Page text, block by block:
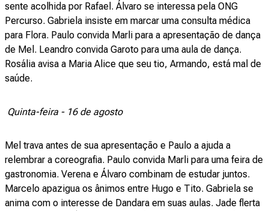
sente acolhida por Rafael. Álvaro se interessa pela ONG
Percurso. Gabriela insiste em marcar uma consulta médica
para Flora. Paulo convida Marli para a apresentação de dança
de Mel. Leandro convida Garoto para uma aula de dança.
Rosália avisa a Maria Alice que seu tio, Armando, está mal de
saúde.
Quinta-feira - 16 de agosto
Mel trava antes de sua apresentação e Paulo a ajuda a
relembrar a coreografia. Paulo convida Marli para uma feira de
gastronomia. Verena e Álvaro combinam de estudar juntos.
Marcelo apazigua os ânimos entre Hugo e Tito. Gabriela se
anima com o interesse de Dandara em suas aulas. Jade flerta